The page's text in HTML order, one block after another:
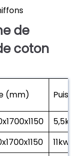
de
coton
(mm)
11kw